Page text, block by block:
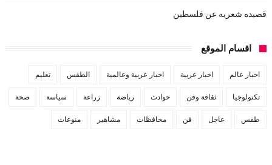
قصيده شعريه عن فلسطين
اقسام الموقع
اخبار عالم اخبار عربية اخبار عربية وعالمية الطقس تعليم
تكنولوجيا ثقافة وفن حوادث رياضة زراعة سياسة صحة
طقس عاجل فن محافظات مشاهير منوعات